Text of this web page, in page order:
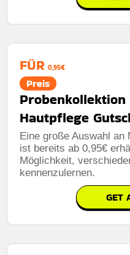
FÜR 0,95€
Preis
Hautpflege
Eine große Auswahl an
ist bereits ab 0,95€
Möglichkeit,
kennenzulernen.
GET